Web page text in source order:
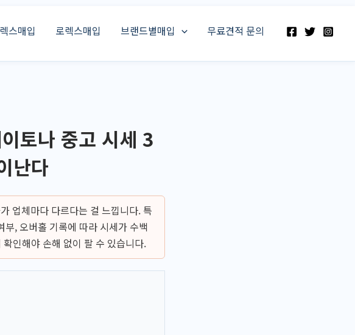
스매입 로렉스매입 브랜드별매입 무료견적 문의
토나 중고 시세 3
난다
업체마다 다르다는 걸 느낍니다. 특
, 오버홀 기록에 따라 시세가 수백
인해야 손해 없이 팔 수 있습니다.